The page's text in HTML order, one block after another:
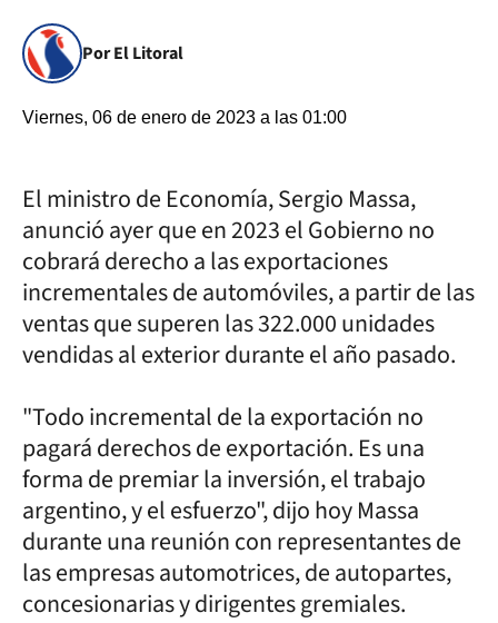
Por El Litoral
Viernes, 06 de enero de 2023 a las 01:00
El ministro de Economía, Sergio Massa,
anunció ayer que en 2023 el Gobierno no
cobrará derecho a las exportaciones
incrementales de automóviles, a partir de las
ventas que superen las 322.000 unidades
vendidas al exterior durante el año pasado.
"Todo incremental de la exportación no
pagará derechos de exportación. Es una
forma de premiar la inversión, el trabajo
argentino, y el esfuerzo", dijo hoy Massa
durante una reunión con representantes de
las empresas automotrices, de autopartes,
concesionarias y dirigentes gremiales.